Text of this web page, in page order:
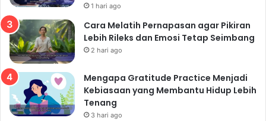
1 hari ago
Cara Melatih Pernapasan agar Pikiran
Lebih Rileks dan Emosi Tetap Seimbang
2 hari ago
Mengapa Gratitude Practice Menjadi
Kebiasaan yang Membantu Hidup Lebih
Tenang
3 hari ago